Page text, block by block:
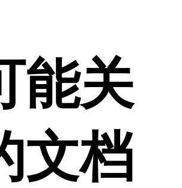
能关
文档